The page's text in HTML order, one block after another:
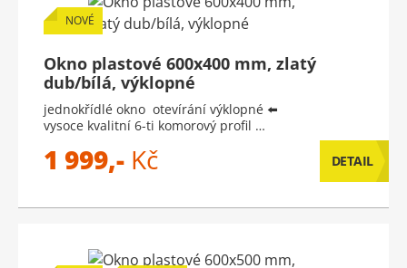
NOVÉ
Okno plastové 600x400 mm, zlatý
dub/bílá, výklopné
jednokřídlé okno otevírání výklopné ⬅️
vysoce kvalitní 6-ti komorový profil …
1 999,- Kč DETAIL